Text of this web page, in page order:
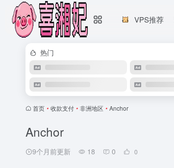
VPS推荐
热门
首页 • 收款支付 • 非洲地区 • Anchor
Anchor
9个月前更新 18 0 0